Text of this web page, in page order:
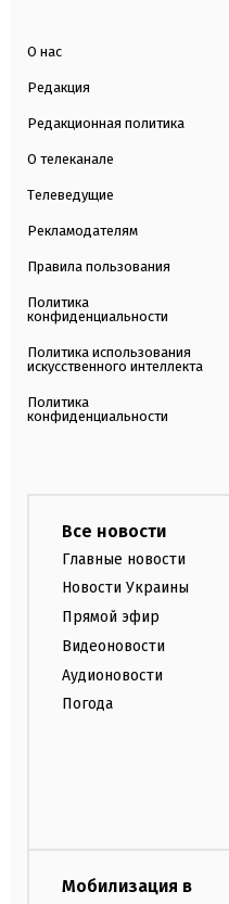
О нас
Редакция
Редакционная политика
О телеканале
Телеведущие
Рекламодателям
Правила пользования
Политика
конфиденциальности
Политика использования
искусственного интеллекта
Политика
конфиденциальности
Все новости
Главные новости
Новости Украины
Прямой эфир
Видеоновости
Аудионовости
Погода
Мобилизация в